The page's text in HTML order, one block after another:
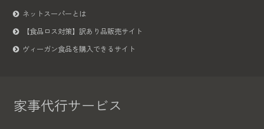
ネットスーパーとは
【食品ロス対策】訳あり品販売サイト
ヴィーガン食品を購入できるサイト
家事代行サービス